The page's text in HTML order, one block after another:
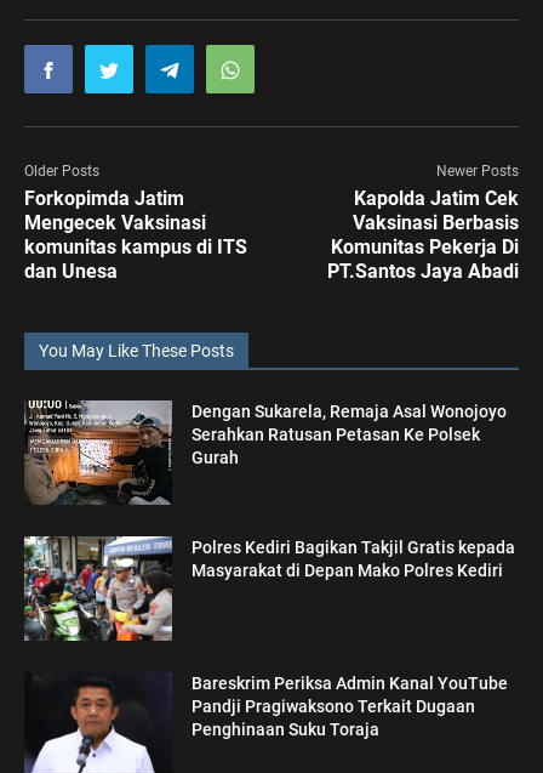
Older Posts
Forkopimda Jatim
Mengecek Vaksinasi
komunitas kampus di ITS
dan Unesa
Newer Posts
Kapolda Jatim Cek
Vaksinasi Berbasis
Komunitas Pekerja Di
PT.Santos Jaya Abadi
You May Like These Posts
Dengan Sukarela, Remaja Asal Wonojoyo
Serahkan Ratusan Petasan Ke Polsek
Gurah
Polres Kediri Bagikan Takjil Gratis kepada
Masyarakat di Depan Mako Polres Kediri
Bareskrim Periksa Admin Kanal YouTube
Pandji Pragiwaksono Terkait Dugaan
Penghinaan Suku Toraja